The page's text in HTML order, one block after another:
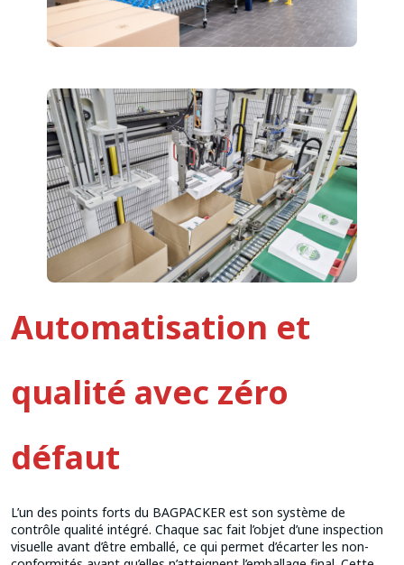
Automatisation et
qualité avec zéro
défaut
L’un des points forts du BAGPACKER est son système de
contrôle qualité intégré. Chaque sac fait l’objet d’une inspection
visuelle avant d’être emballé, ce qui permet d’écarter les non-